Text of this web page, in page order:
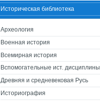
Историческая библиотека
Археология
Военная история
Всемирная история
Вспомогательные ист. дисциплины
Древняя и средневековая Русь
Историография